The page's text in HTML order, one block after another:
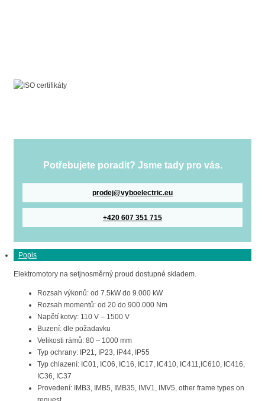
Potřebujete poradit? Jsme tady pro vás.
prodej@vyboelectric.eu
+420 607 351 715
Popis
Elektromotory na setjnosměrný proud dostupné skladem.
Rozsah výkonů: od 7.5kW do 9.000 kW
Rozsah momentů: od 20 do 900.000 Nm
Napětí kotvy: 110 V – 1500 V
Buzení: dle požadavku
Velikosti rámů: 80 – 1000 mm
Typ ochrany: IP21, IP23, IP44, IP55
Typ chlazení: IC01, IC06, IC16, IC17, IC410, IC411,IC610, IC416,
IC36, IC37
Provedení: IMB3, IMB5, IMB35, IMV1, IMV5, other frame types on